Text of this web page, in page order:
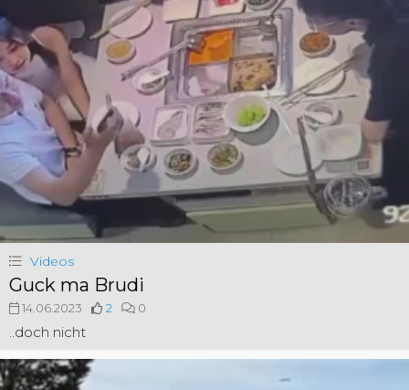
Videos
Guck ma Brudi
14.06.2023 2 0
..doch nicht